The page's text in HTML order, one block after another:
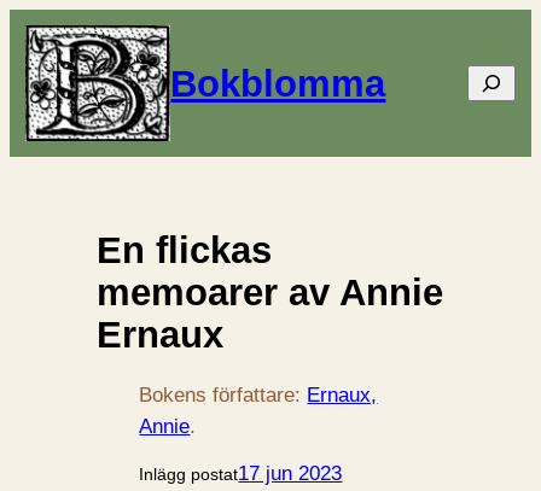
Bokblomma Sök
En flickas
memoarer av Annie
Ernaux
Bokens författare: Ernaux,
Annie.
Inlägg postat17 jun 2023